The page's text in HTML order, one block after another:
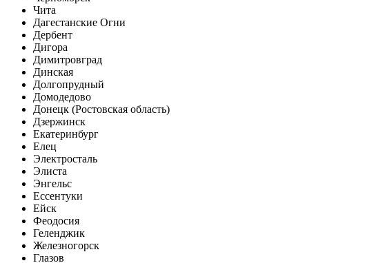
Чита
Дагестанские Огни
Дербент
Дигора
Димитровград
Динская
Долгопрудный
Домодедово
Донецк (Ростовская область)
Дзержинск
Екатеринбург
Елец
Электросталь
Элиста
Энгельс
Ессентуки
Ейск
Феодосия
Геленджик
Железногорск
Глазов